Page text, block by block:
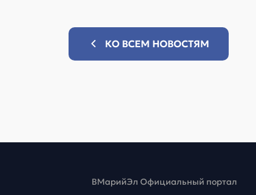
КО ВСЕМ НОВОСТЯМ
ВМарийЭл Официальный портал